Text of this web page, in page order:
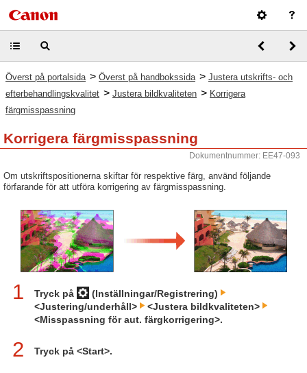
Överst på portalsida > Överst på handbokssida > Justera utskrifts- och
efterbehandlingskvalitet > Justera bildkvaliteten > Korrigera
färgmisspassning
Korrigera färgmisspassning
Dokumentnummer: EE47-093
Om utskriftspositionerna skiftar för respektive färg, använd följande
förfarande för att utföra korrigering av färgmisspassning.
1 Tryck på
(Inställningar/Registrering)
<Justering/underhåll>
<Justera bildkvaliteten>
<Misspassning för aut. färgkorrigering>.
2 Tryck på <Start>.